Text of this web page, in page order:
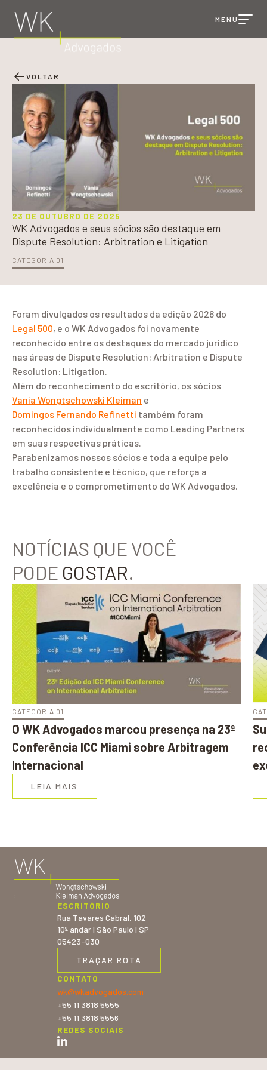
MENU
FALE COM OWK
VOLTAR
23 DE OUTUBRO DE 2025
WK Advogados e seus sócios são destaque em
Dispute Resolution: Arbitration e Litigation
CATEGORIA 01
Foram divulgados os resultados da edição 2026 do
Legal 500, e o WK Advogados foi novamente
reconhecido entre os destaques do mercado jurídico
nas áreas de Dispute Resolution: Arbitration e Dispute
Resolution: Litigation.
Além do reconhecimento do escritório, os sócios
Vania Wongtschowski Kleiman e
Domingos Fernando Refinetti também foram
reconhecidos individualmente como Leading Partners
em suas respectivas práticas.
Parabenizamos nossos sócios e toda a equipe pelo
trabalho consistente e técnico, que reforça a
excelência e o comprometimento do WK Advogados.
NOTÍCIAS QUE VOCÊ
PODE GOSTAR.
CATEGORIA 01
O WK Advogados marcou presença na 23ª
Conferência ICC Miami sobre Arbitragem
Internacional
LEIA MAIS
ESCRITÓRIO
Rua Tavares Cabral, 102
10º andar | São Paulo | SP
05423-030
TRAÇAR ROTA
CONTATO
wk@wkadvogados.com
+55 11 3818 5555
+55 11 3818 5556
REDES SOCIAIS